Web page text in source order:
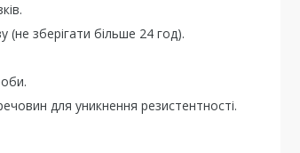
(не зберігати більше 24 год).
для уникнення резистентності.